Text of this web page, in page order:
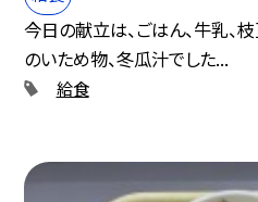
今日の献立は、ごはん、牛乳、
のいため物、冬瓜汁でした...
給食